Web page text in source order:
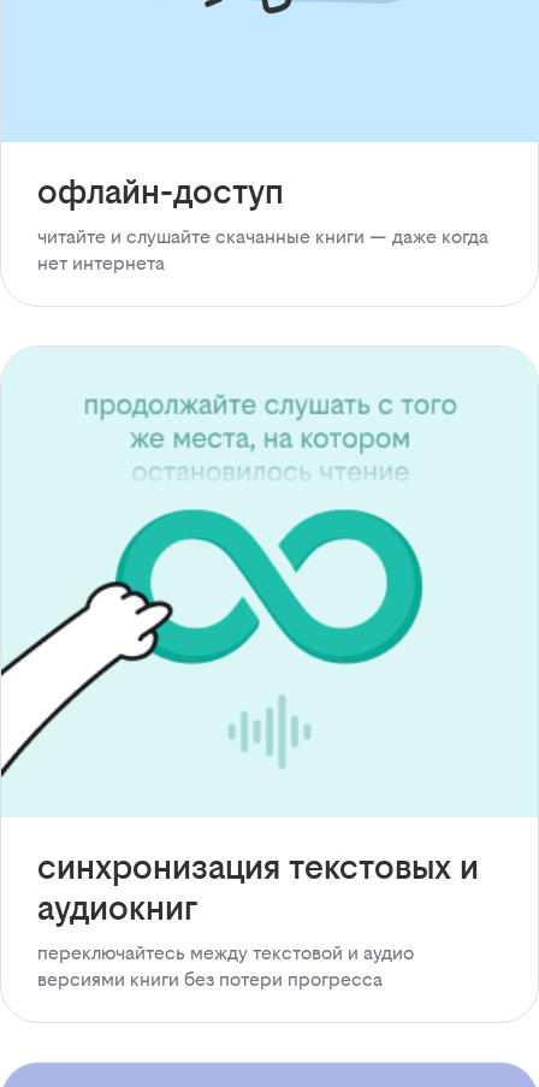
офлайн-доступ
читайте и слушайте скачанные книги — даже когда
нет интернета
синхронизация текстовых и
аудиокниг
переключайтесь между текстовой и аудио
версиями книги без потери прогресса